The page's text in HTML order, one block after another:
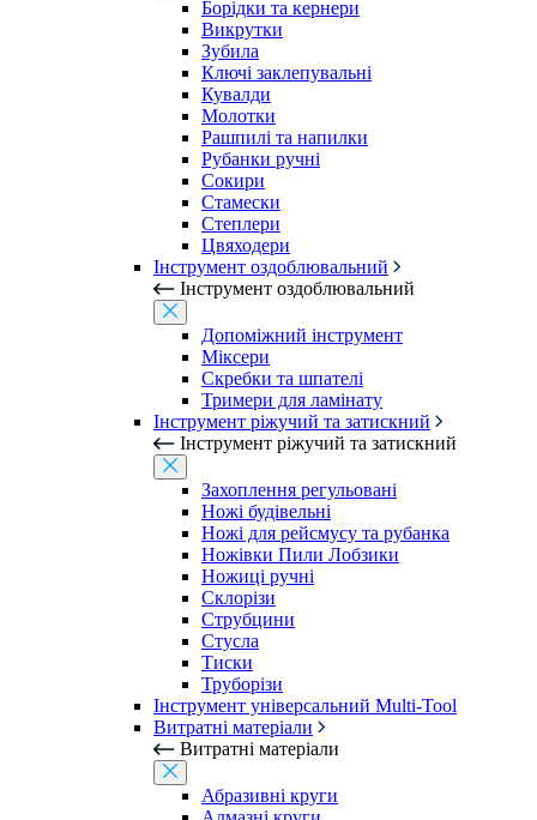
Борідки та кернери
Викрутки
Зубила
Ключі заклепувальні
Кувалди
Молотки
Рашпилі та напилки
Рубанки ручні
Сокири
Стамески
Степлери
Цвяходери
Інструмент оздоблювальний
Інструмент оздоблювальний
Допоміжний інструмент
Міксери
Скребки та шпателі
Тримери для ламінату
Інструмент ріжучий та затискний
Інструмент ріжучий та затискний
Захоплення регульовані
Ножі будівельні
Ножі для рейсмусу та рубанка
Ножівки Пили Лобзики
Ножиці ручні
Склорізи
Струбцини
Стусла
Тиски
Труборізи
Інструмент універсальний Multi-Tool
Витратні матеріали
Витратні матеріали
Абразивні круги